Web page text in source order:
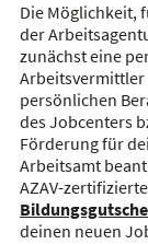
Die Möglichkeit,
der
zunächst eine
Arbeitsvermittler
persönlichen
des Jobcenters
Förderung für
Arbeitsamt
AZAV-
deinen neuen